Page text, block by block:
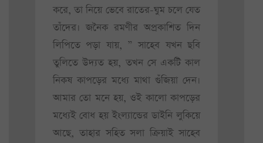
করে, তা নিয়ে ভেবে রাতের-ঘুম চলে যেত
তাঁদের। জনৈক রমণীর অপ্রকাশিত দিন
লিপিতে পড়া যায়, ” সাহেব যখন ছবি
তুলিতে উদ্যত হয়, তখন সে একটি কাল
নিকষ কাপড়ের মধ্যে মাথা গুঁজিয়া দেন।
আমার তো মনে হয়, ওই কালো কাপড়ের
মধ্যেই বোধ হয় ইংল্যান্ডের ডাইনি লুকিয়ে
আছে, তাহার সহিত সলা ক্রিয়াই সাহেব